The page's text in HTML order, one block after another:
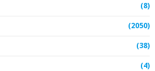
(8)
(2050)
(38)
(4)